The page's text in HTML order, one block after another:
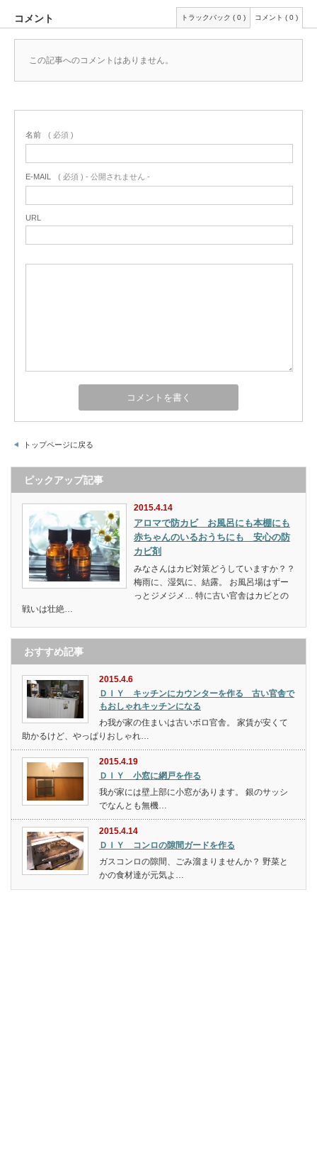
コメント トラックバック ( 0 ) コメント ( 0 )
この記事へのコメントはありません。
名前 ( 必須 )
E-MAIL ( 必須 ) - 公開されません -
URL
トップページに戻る
ピックアップ記事
2015.4.14
アロマで防カビ お風呂にも本棚にも
赤ちゃんのいるおうちにも 安心の防
カビ剤
みなさんはカビ対策どうしていますか？？
梅雨に、湿気に、結露。 お風呂場はずー
っとジメジメ… 特に古い官舎はカビとの
戦いは壮絶…
おすすめ記事
2015.4.6
ＤＩＹ キッチンにカウンターを作る 古い官舎で
もおしゃれキッチンになる
わ我が家の住まいは古いボロ官舎。 家賃が安くて
助かるけど、やっぱりおしゃれ…
2015.4.19
ＤＩＹ 小窓に網戸を作る
我が家には壁上部に小窓があります。 銀のサッシ
でなんとも無機…
2015.4.14
ＤＩＹ コンロの隙間ガードを作る
ガスコンロの隙間、ごみ溜まりませんか？ 野菜と
かの食材達が元気よ…